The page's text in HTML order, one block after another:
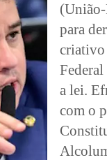
para
criativo
a lei.
com o